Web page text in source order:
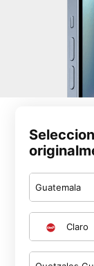
Guatemala
Claro